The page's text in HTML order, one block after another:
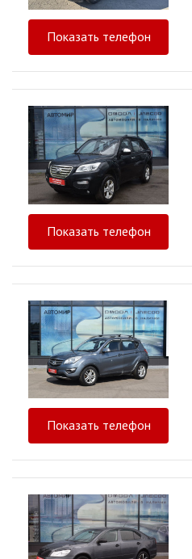
Показать телефон
Показать телефон
Показать телефон